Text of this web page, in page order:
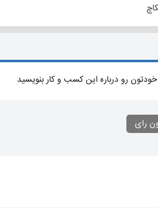
رو درباره این کسب و کار بنویسید
رای